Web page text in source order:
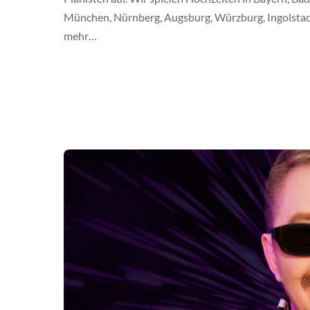
München, Nürnberg, Augsburg, Würzburg,
mehr…
Album